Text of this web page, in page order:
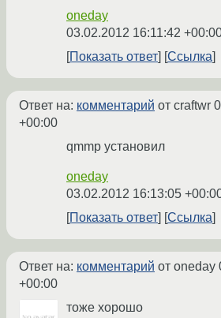
oneday
03.02.2012 16:11:42
Показать ответ Ссылка
Ответ на: комментарий от craftwr
+00:00
qmmp установил
oneday
03.02.2012 16:13:05
Показать ответ Ссылка
Ответ на: комментарий от oneday
+00:00
тоже хорошо